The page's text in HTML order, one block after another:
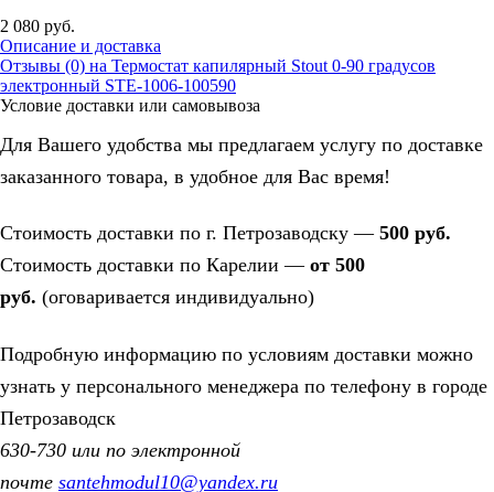
2 080 руб.
Описание и доставка
Отзывы (0) на Термостат капилярный Stout 0-90 градусов
электронный STE-1006-100590
Условие доставки или самовывоза
Для Вашего удобства мы предлагаем услугу по доставке
заказанного товара, в удобное для Вас время!
Стоимость доставки по г. Петрозаводску — 500 руб.
Стоимость доставки по Карелии — от 500
руб. (оговаривается индивидуально)
Подробную информацию по условиям доставки можно
узнать у персонального менеджера по телефону в городе
Петрозаводск
630-730 или по электронной
почте santehmodul10@yandex.ru